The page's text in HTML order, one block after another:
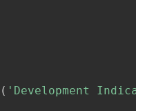
( 'Development